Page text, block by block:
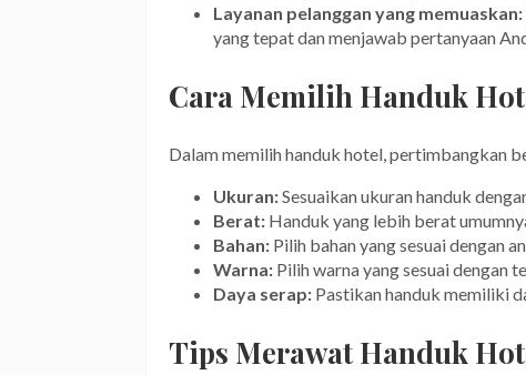
Layanan pelanggan yang memuaskan:
yang tepat dan menjawab pertanyaan
Cara Memilih Handuk
Dalam memilih handuk hotel, pertimbangkan
Ukuran:Sesuaikan ukuran handuk
Berat: Handuk yang lebih berat
Bahan: Pilih bahan yang sesuai dengan
Warna: Pilih warna yang sesuai dengan
Daya serap: Pastikan handuk memiliki
Tips Merawat Handuk